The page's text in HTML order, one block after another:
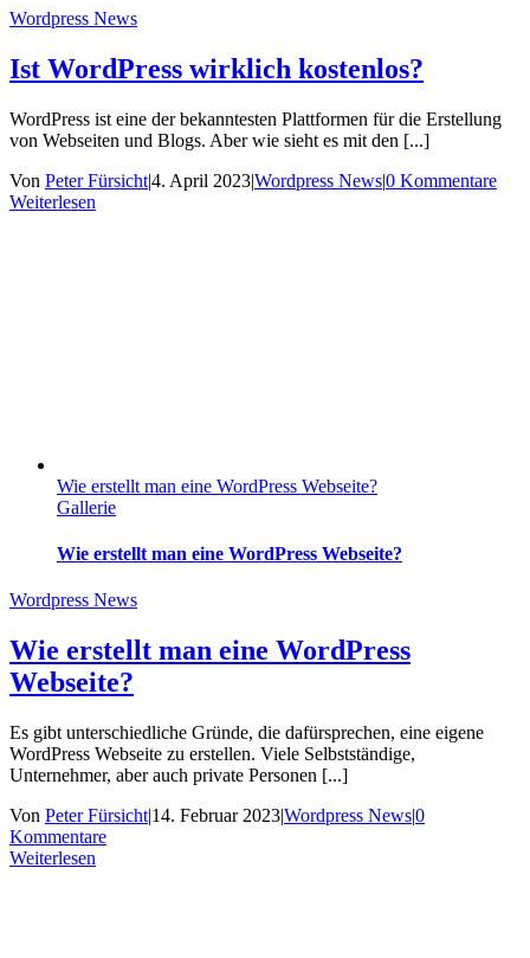
Wordpress News
Ist WordPress wirklich kostenlos?
WordPress ist eine der bekanntesten Plattformen für die Erstellung
von Webseiten und Blogs. Aber wie sieht es mit den [...]
Von Peter Fürsicht|4. April 2023|Wordpress News|0 Kommentare
Weiterlesen
Wie erstellt man eine WordPress Webseite?
Gallerie
Wie erstellt man eine WordPress Webseite?
Wordpress News
Wie erstellt man eine WordPress
Webseite?
Es gibt unterschiedliche Gründe, die dafürsprechen, eine eigene
WordPress Webseite zu erstellen. Viele Selbstständige,
Unternehmer, aber auch private Personen [...]
Von Peter Fürsicht|14. Februar 2023|Wordpress News|0
Kommentare
Weiterlesen